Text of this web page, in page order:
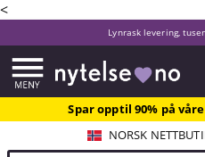
<
Lynrask levering,
Spar opptil 90% på
NORSK